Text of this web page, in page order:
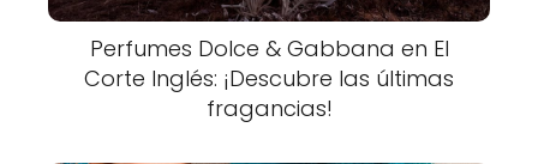
Perfumes Dolce & Gabbana en El
Corte Inglés: ¡Descubre las últimas
fragancias!